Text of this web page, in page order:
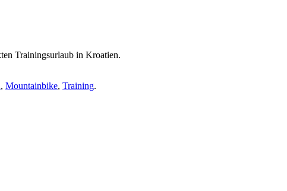
Trainingsurlaub in Kroatien.
, Mountainbike, Training.